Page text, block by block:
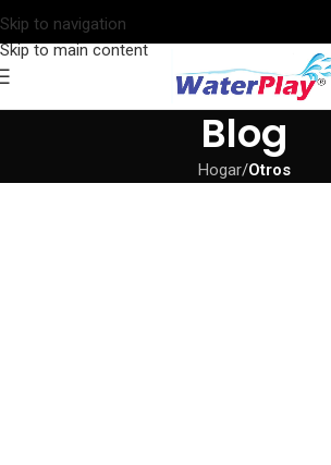
Skip to navigation
Skip to main content
Blog
Hogar/Otros